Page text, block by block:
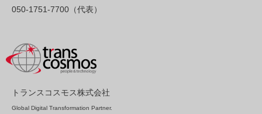
050-1751-7700（代表）
トランスコスモス株式会社
Global Digital Transformation Partner.